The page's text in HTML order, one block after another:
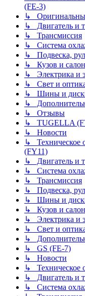
(FE-3)
↳
↳ Двигатель и
↳ Трансмиссия
↳ Система
↳ Подвеска,
↳ Кузов и салон
↳ Электрика и
↳ Свет и
↳ Шины и
↳
↳ Отзывы
↳ TUGELLA
↳ Новости
↳ Техническое
(FY11)
↳ Двигатель и
↳ Система
↳ Трансмиссия
↳ Подвеска,
↳ Шины и
↳ Кузов и салон
↳ Электрика и
↳ Свет и
↳
↳ GS (FE-7)
↳ Новости
↳ Техническое
↳ Двигатель и
↳ Система